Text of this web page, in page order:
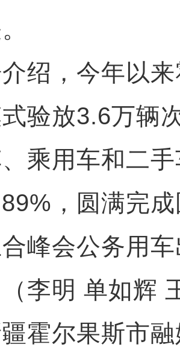
，今年以来
验放3.6万辆
乘用车和二
，圆满完
峰会公务用
李明 单如辉
霍尔果斯市